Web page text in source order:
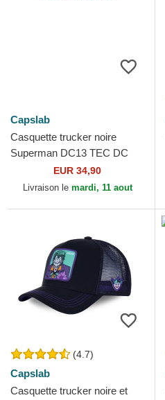
Capslab
Casquette trucker noire
Superman DC13 TEC DC
Comics Capslab
EUR 34,90
Livraison le mardi, 11 aout
(4.7)
Capslab
Casquette trucker noire et